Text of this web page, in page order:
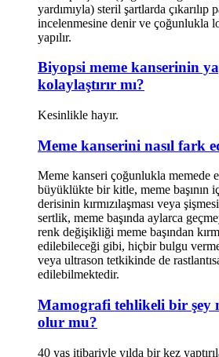
yardımıyla) steril şartlarda çıkarılıp
incelenmesine denir ve çoğunlukla
yapılır.
Biyopsi meme kanserinin
kolaylaştırır mı?
Kesinlikle hayır.
Meme kanserini nasıl fark
Meme kanseri çoğunlukla memede
büyüklükte bir kitle, meme başının
derisinin kırmızılaşması veya
sertlik, meme başında aylarca
renk değişikliği meme başından
edilebileceği gibi, hiçbir bulgu
veya ultrason tetkikinde de
edilebilmektedir.
Mamografi tehlikeli bir şey
olur mu?
40 yaş itibariyle yılda bir kez